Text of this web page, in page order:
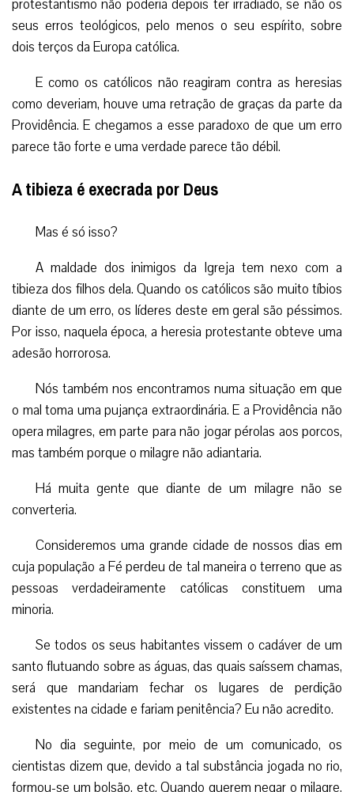
protestantismo não poderia depois ter irradiado, se não os
seus erros teológicos, pelo menos o seu espírito, sobre
dois terços da Europa católica.
E como os católicos não reagiram contra as heresias
como deveriam, houve uma retração de graças da parte da
Providência. E chegamos a esse paradoxo de que um erro
parece tão forte e uma verdade parece tão débil.
A tibieza é execrada por Deus
Mas é só isso?
A maldade dos inimigos da Igreja tem nexo com a
tibieza dos filhos dela. Quando os católicos são muito tíbios
diante de um erro, os líderes deste em geral são péssimos.
Por isso, naquela época, a heresia protestante obteve uma
adesão horrorosa.
Nós também nos encontramos numa situação em que
o mal toma uma pujança extraordinária. E a Providência não
opera milagres, em parte para não jogar pérolas aos porcos,
mas também porque o milagre não adiantaria.
Há muita gente que diante de um milagre não se
converteria.
Consideremos uma grande cidade de nossos dias em
cuja população a Fé perdeu de tal maneira o terreno que as
pessoas verdadeiramente católicas constituem uma
minoria.
Se todos os seus habitantes vissem o cadáver de um
santo flutuando sobre as águas, das quais saíssem chamas,
será que mandariam fechar os lugares de perdição
existentes na cidade e fariam penitência? Eu não acredito.
No dia seguinte, por meio de um comunicado, os
cientistas dizem que, devido a tal substância jogada no rio,
formou-se um bolsão, etc. Quando querem negar o milagre,